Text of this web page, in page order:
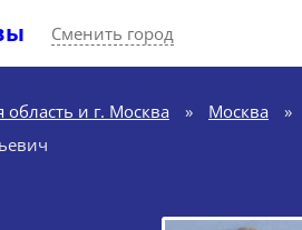
Сменить город
область и г. Москва » Москва »